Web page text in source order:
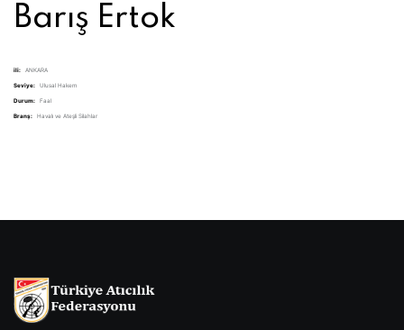
Barış Ertok
ili: ANKARA
Seviye: Ulusal Hakem
Durum: Faal
Branş: Havalı ve Ateşli Silahlar